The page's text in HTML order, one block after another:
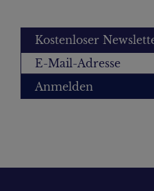
Kostenloser
Anmelden